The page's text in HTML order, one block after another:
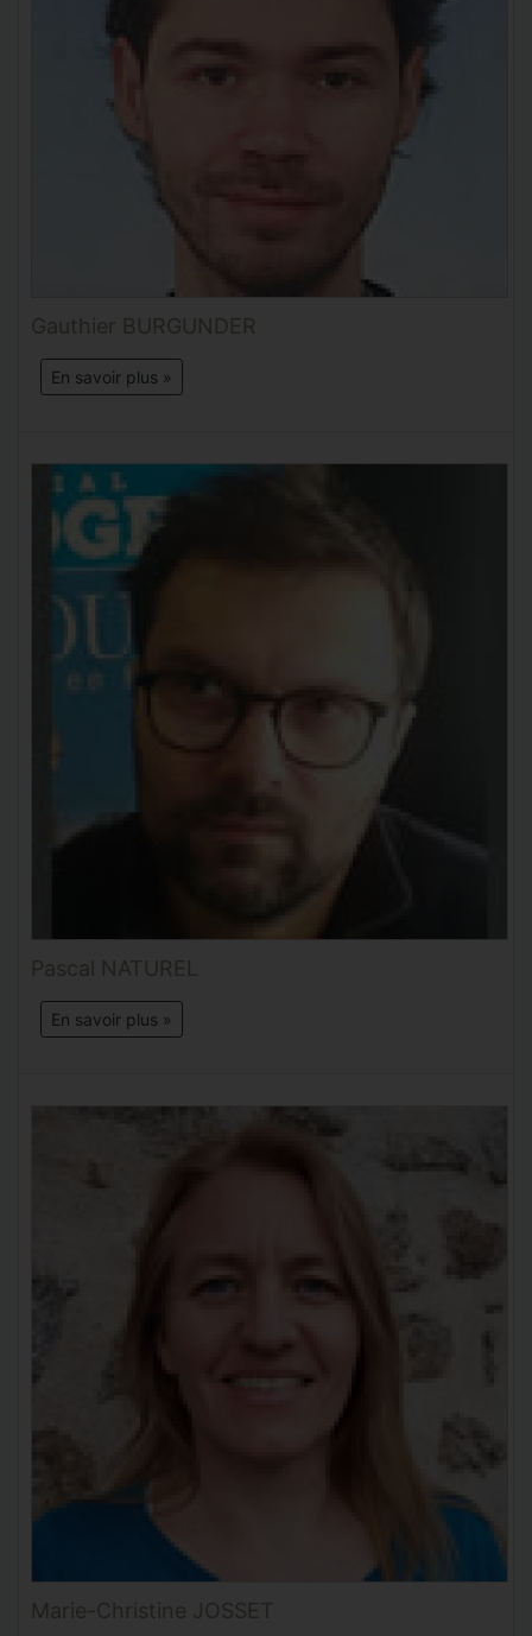
Gauthier BURGUNDER
En savoir plus »
Pascal NATUREL
En savoir plus »
Marie-Christine JOSSET